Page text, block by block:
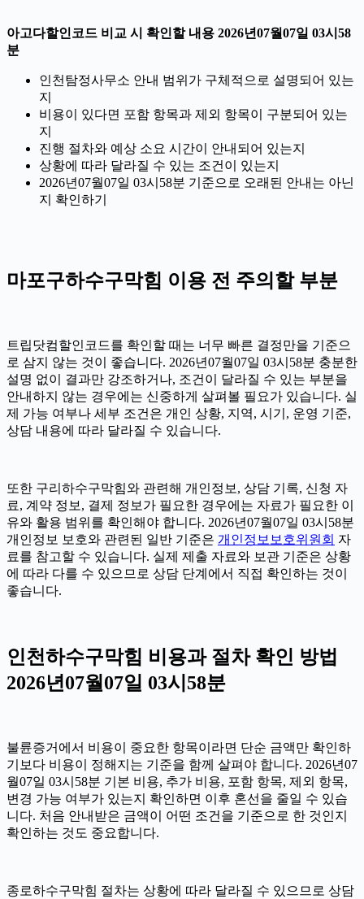
아고다할인코드 비교 시 확인할 내용 2026년07월07일 03시58
분
인천탐정사무소 안내 범위가 구체적으로 설명되어 있는
지
비용이 있다면 포함 항목과 제외 항목이 구분되어 있는
지
진행 절차와 예상 소요 시간이 안내되어 있는지
상황에 따라 달라질 수 있는 조건이 있는지
2026년07월07일 03시58분 기준으로 오래된 안내는 아닌
지 확인하기
마포구하수구막힘 이용 전 주의할 부분
트립닷컴할인코드를 확인할 때는 너무 빠른 결정만을 기준으
로 삼지 않는 것이 좋습니다. 2026년07월07일 03시58분 충분한
설명 없이 결과만 강조하거나, 조건이 달라질 수 있는 부분을
안내하지 않는 경우에는 신중하게 살펴볼 필요가 있습니다. 실
제 가능 여부나 세부 조건은 개인 상황, 지역, 시기, 운영 기준,
상담 내용에 따라 달라질 수 있습니다.
또한 구리하수구막힘와 관련해 개인정보, 상담 기록, 신청 자
료, 계약 정보, 결제 정보가 필요한 경우에는 자료가 필요한 이
유와 활용 범위를 확인해야 합니다. 2026년07월07일 03시58분
개인정보 보호와 관련된 일반 기준은 개인정보보호위원회 자
료를 참고할 수 있습니다. 실제 제출 자료와 보관 기준은 상황
에 따라 다를 수 있으므로 상담 단계에서 직접 확인하는 것이
좋습니다.
인천하수구막힘 비용과 절차 확인 방법
2026년07월07일 03시58분
불륜증거에서 비용이 중요한 항목이라면 단순 금액만 확인하
기보다 비용이 정해지는 기준을 함께 살펴야 합니다. 2026년07
월07일 03시58분 기본 비용, 추가 비용, 포함 항목, 제외 항목,
변경 가능 여부가 있는지 확인하면 이후 혼선을 줄일 수 있습
니다. 처음 안내받은 금액이 어떤 조건을 기준으로 한 것인지
확인하는 것도 중요합니다.
종로하수구막힘 절차는 상황에 따라 달라질 수 있으므로 상담